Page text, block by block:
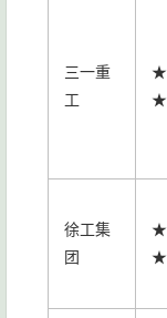
三一重
工
徐工集
团
★